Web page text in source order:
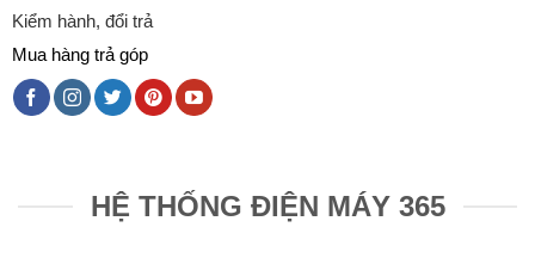
Kiểm hành, đổi trả
Mua hàng trả góp
HỆ THỐNG ĐIỆN MÁY 365